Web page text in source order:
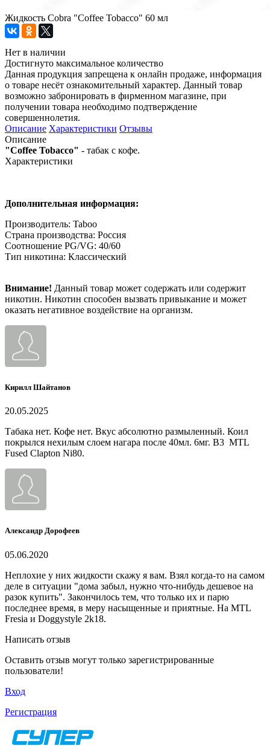
Жидкость Cobra "Coffee Tobacco" 60 мл
Нет в наличии
Достигнуто максимальное количество
Данная продукция запрещена к онлайн продаже, информация
о товаре несёт ознакомительный характер. Данный товар
возможно забронировать в фирменном магазине, при
получении товара необходимо подтверждение
совершеннолетия.
Описание Характеристики Отзывы
Описание
"Coffee Tobacco" - табак с кофе.
Характеристики
Дополнительная информация:
Производитель: Taboo
Страна производства: Россия
Соотношение PG/VG: 40/60
Тип никотина: Классический
Внимание! Данный товар может содержать или содержит
никотин. Никотин способен вызвать привыкание и может
оказать негативное воздействие на организм.
Кирилл Шайтанов
20.05.2025
Табака нет. Кофе нет. Вкус абсолютно размыленный. Коил
покрылся нехилым слоем нагара после 40мл. 6мг. B3 MTL
Fused Clapton Ni80.
Александр Дорофеев
05.06.2020
Неплохие у них жидкости скажу я вам. Взял когда-то на самом
деле в ситуации "дома забыл, нужно что-нибудь дешевое на
разок купить". Закончилось тем, что только их и парю
последнее время, в меру насыщенные и приятные. На MTL
Fresia и Doggystyle 2k18.
Написать отзыв
Оставить отзыв могут только зарегистрированные
пользователи!
Вход
Регистрация